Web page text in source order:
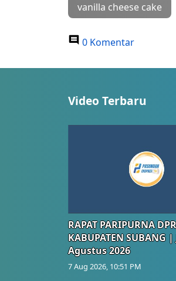
vanilla cheese cake
0 Komentar
Video Terbaru
RAPAT PARIPURNA
KABUPATEN SUBANG
Agustus 2026
7 Aug 2026, 10:51 PM